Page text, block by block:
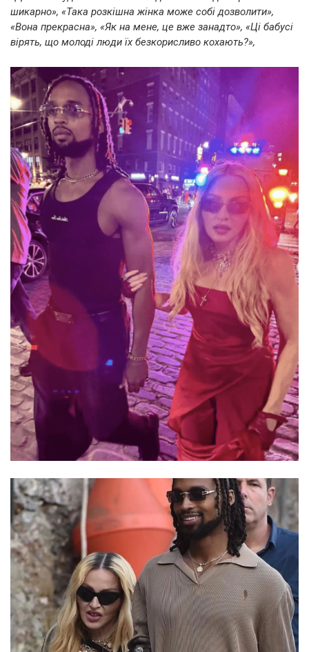
шикарно», «Така розкішна жінка може собі дозволити»,
«Вона прекрасна», «Як на мене, це вже занадто», «Ці бабусі
вірять, що молоді люди їх безкорисливо кохають?»,